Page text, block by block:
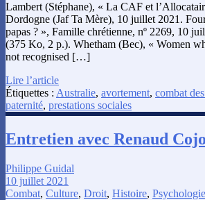
Lambert (Stéphane), « La CAF et
Dordogne (Jaf Ta Mère), 10 juillet 2021.
papas ? », Famille chrétienne, nº 2269, 10
(375 Ko, 2 p.). Whetham (Bec), « Women
not recognised […]
Lire l’article
Étiquettes : Australie, avortement, combat
paternité, prestations sociales
Entretien avec Renaud Cojo
Philippe Guidal
10 juillet 2021
Combat, Culture, Droit, Histoire, Psychologie